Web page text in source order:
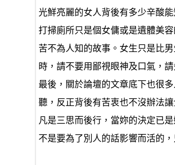
光鮮亮麗的女人背後有多少辛酸
打掃廁所只是個女傭或是遺體美
苦不為人知的故事。女生只是比
時，請不要用鄙視眼神及口氣，
最後，關於論壇的文章底下也很
聽，反正背後有苦衷也不沒辦法
凡是三思而後行，當妳的決定已
不是要為了別人的話影響而活的